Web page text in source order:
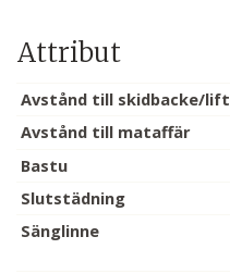
Attribut
Avstånd till skidbacke/lift
Avstånd till mataffär
Bastu
Slutstädning
Sänglinne